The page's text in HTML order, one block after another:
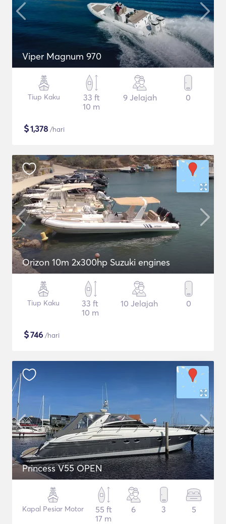
Viper Magnum 970
Tiup Kaku
33 ft
10 m
9 Jelajah 0
$1,378 /hari
Orizon 10m 2x300hp Suzuki engines
Tiup Kaku
33 ft
10 m
10 Jelajah 0
$746 /hari
Princess V55 OPEN
Kapal Pesiar Motor
55 ft
17 m
6 3 5